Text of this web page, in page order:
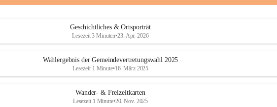
Geschichtliches & Ortsporträt
Lesezeit 3 Minuten•23. Apr. 2026
Wahlergebnis der Gemeindevertretungswahl 2025
Lesezeit 1 Minute•16. März 2025
Wander- & Freizeitkarten
Lesezeit 1 Minute•20. Nov. 2025